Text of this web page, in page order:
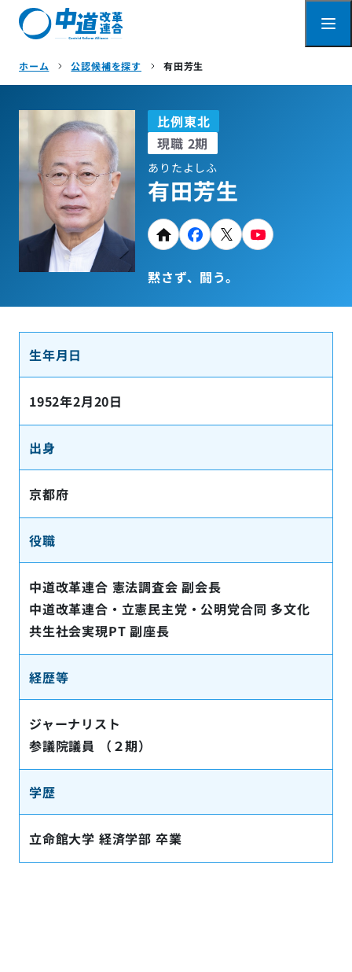
ホーム 公認候補を探す 有田芳生
有田芳生
ありたよしふ
比例東北
現職 2期
Link
黙さず、闘う。
生年月日
1952年2月20日
出身
京都府
役職
中道改革連合 憲法調査会 副会長
中道改革連合・立憲民主党・公明党合同 多文化
共生社会実現PT 副座長
経歴等
ジャーナリスト
参議院議員 （２期）
学歴
立命館大学 経済学部 卒業